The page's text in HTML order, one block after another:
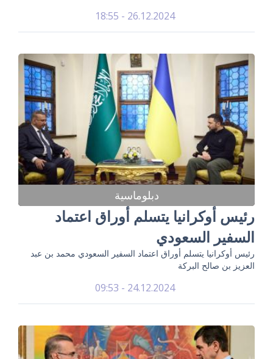
26.12.2024 - 18:55
دبلوماسية
رئيس أوكرانيا يتسلم أوراق اعتماد
السفير السعودي
رئيس أوكرانيا يتسلم أوراق اعتماد السفير السعودي محمد بن عبد
العزيز بن صالح البركة
24.12.2024 - 09:53